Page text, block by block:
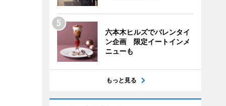
六本木ヒルズでバレンタイ
ン企画 限定イートインメ
ニューも
もっと見る